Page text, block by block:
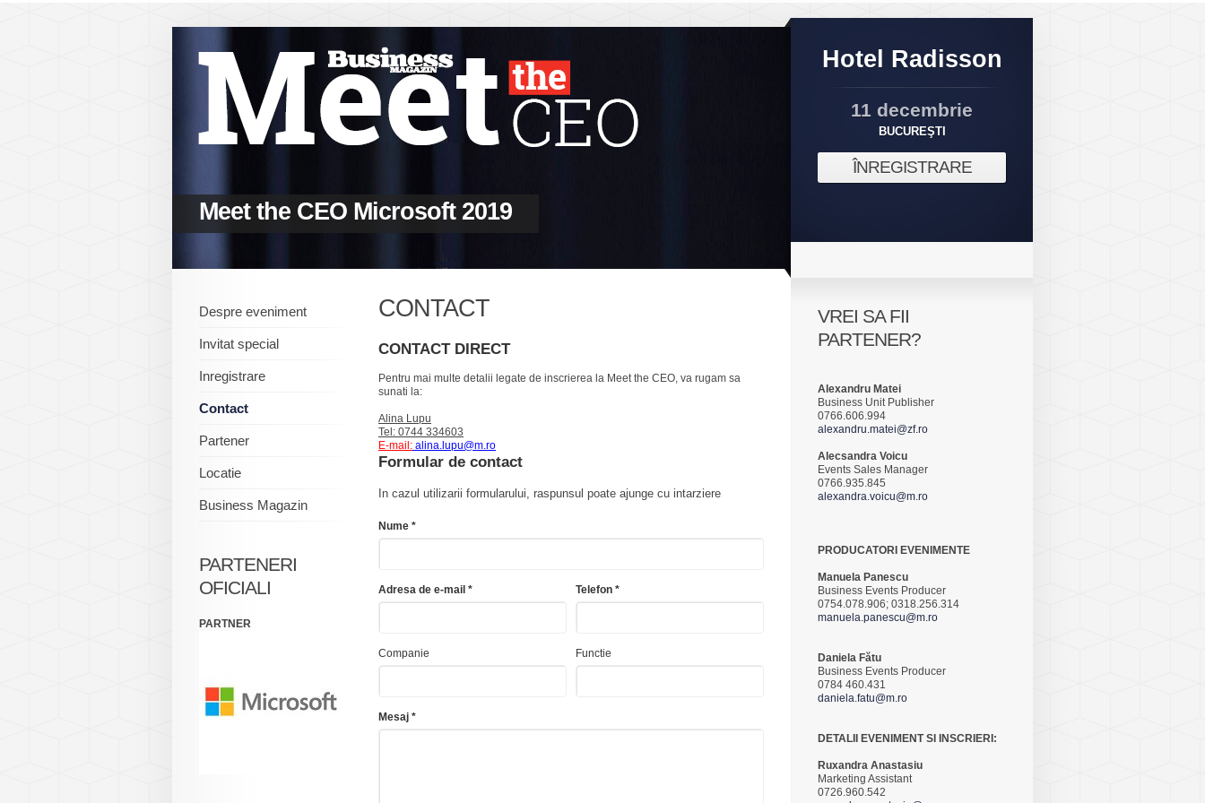
Meet the CEO Microsoft 2019
Hotel Radisson
11 decembrie
BUCUREŞTI
ÎNREGISTRARE
Despre eveniment
Invitat special
Inregistrare
Contact
Partener
Locatie
Business Magazin
PARTENERI
OFICIALI
PARTNER
CONTACT
CONTACT DIRECT
Pentru mai multe detalii legate de inscrierea la Meet the CEO, va rugam sa
sunati la:
Alina Lupu
Tel: 0744 334603
E-mail: alina.lupu@m.ro
Formular de contact
In cazul utilizarii formularului, raspunsul poate ajunge cu intarziere
Nume *
Adresa de e-mail * Telefon *
Companie Functie
Mesaj *
VREI SA FII
PARTENER?
Alexandru Matei
Business Unit Publisher
0766.606.994
alexandru.matei@zf.ro
Alecsandra Voicu
Events Sales Manager
0766.935.845
alexandra.voicu@m.ro
PRODUCATORI EVENIMENTE
Manuela Panescu
Business Events Producer
0754.078.906; 0318.256.314
manuela.panescu@m.ro
Daniela Fătu
Business Events Producer
0784 460.431
daniela.fatu@m.ro
DETALII EVENIMENT SI INSCRIERI:
Ruxandra Anastasiu
Marketing Assistant
0726.960.542